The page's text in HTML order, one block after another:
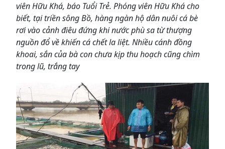
viên Hữu Khá, báo Tuổi Trẻ. Phóng viên Hữu Khá cho
biết, tại triền sông Bồ, hàng ngàn hộ dân nuôi cá bè
rơi vào cảnh điêu đứng khi nước phù sa từ thượng
nguồn đổ về khiến cá chết la liệt. Nhiều cánh đồng
khoai, sắn của bà con chưa kịp thu hoạch cũng chìm
trong lũ, trắng tay